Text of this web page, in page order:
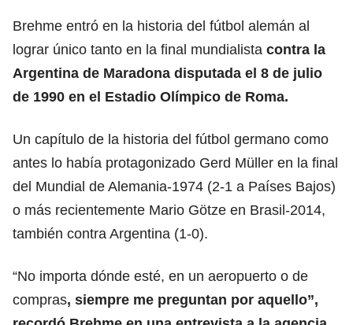
Brehme entró en la historia del fútbol alemán al
lograr único tanto en la final mundialista contra la
Argentina de Maradona disputada el 8 de julio
de 1990 en el Estadio Olímpico de Roma.
Un capítulo de la historia del fútbol germano como
antes lo había protagonizado Gerd Müller en la final
del Mundial de Alemania-1974 (2-1 a Países Bajos)
o más recientemente Mario Götze en Brasil-2014,
también contra Argentina (1-0).
“No importa dónde esté, en un aeropuerto o de
compras, siempre me preguntan por aquello”,